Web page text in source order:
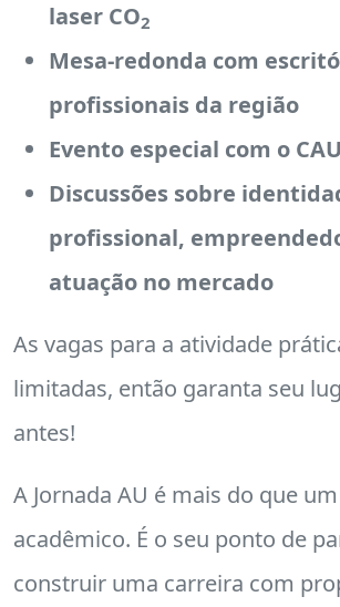
laser CO2
Mesa-redonda com
profissionais da região
Evento especial com o CAU
Discussões sobre
profissional,
atuação no mercado
As vagas para a atividade
limitadas, então garanta seu
antes!
A Jornada AU é mais do que
acadêmico. É o seu ponto de
construir uma carreira com